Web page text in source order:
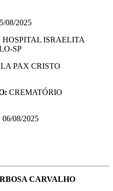
08/2025
HOSPITAL ISRAELITA
SP
PAX CRISTO
CREMATÓRIO
06/08/2025
CARVALHO